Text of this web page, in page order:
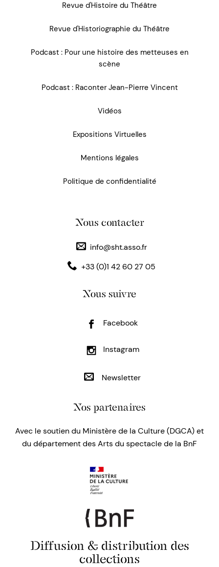
Revue d'Histoire du Théâtre
Revue d'Historiographie du Théâtre
Podcast : Pour une histoire des metteuses en
scène
Podcast : Raconter Jean-Pierre Vincent
Vidéos
Expositions Virtuelles
Mentions légales
Politique de confidentialité
Nous contacter
info@sht.asso.fr
+33 (0)1 42 60 27 05
Nous suivre
Facebook
Instagram
Newsletter
Nos partenaires
Avec le soutien du Ministère de la Culture (DGCA) et
du département des Arts du spectacle de la BnF
Diffusion & distribution des
collections